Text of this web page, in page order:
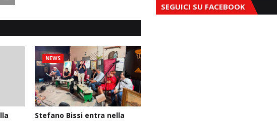
NEWS
Stefano Bissi entra nella
SEGUICI SU FACEBOOK